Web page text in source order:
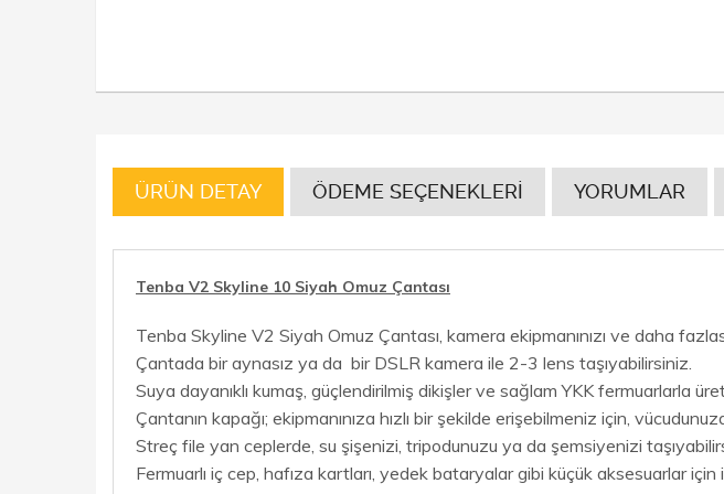
ÜRÜN DETAY ÖDEME SEÇENEKLERİ YORUMLAR
Tenba V2 Skyline 10 Siyah Omuz Çantası
Tenba Skyline V2 Siyah Omuz Çantası, kamera ekipmanınızı ve daha
Çantada bir aynasız ya da bir DSLR kamera ile 2-3 lens taşıyabilirsiniz.
Suya dayanıklı kumaş, güçlendirilmiş dikişler ve sağlam YKK fermuarlarla
Çantanın kapağı; ekipmanınıza hızlı bir şekilde erişebilmeniz için,
Streç file yan ceplerde, su şişenizi, tripodunuzu ya da şemsiyenizi
Fermuarlı iç cep, hafıza kartları, yedek bataryalar gibi küçük aksesuarlar için